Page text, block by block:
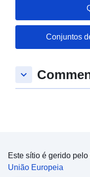
Conjuntos
keyboard_arrow_down
Este sítio é gerido pelo
União Europeia